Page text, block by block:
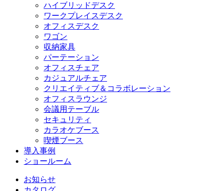
ハイブリッドデスク
ワークプレイスデスク
オフィスデスク
ワゴン
収納家具
パーテーション
オフィスチェア
カジュアルチェア
クリエイティブ＆コラボレーション
オフィスラウンジ
会議用テーブル
セキュリティ
カラオケブース
喫煙ブース
導入事例
ショールーム
お知らせ